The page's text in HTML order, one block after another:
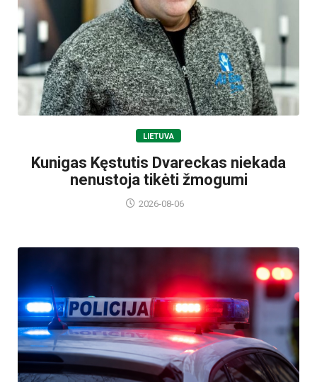
LIETUVA
Kunigas Kęstutis Dvareckas niekada
nenustoja tikėti žmogumi
2026-08-06